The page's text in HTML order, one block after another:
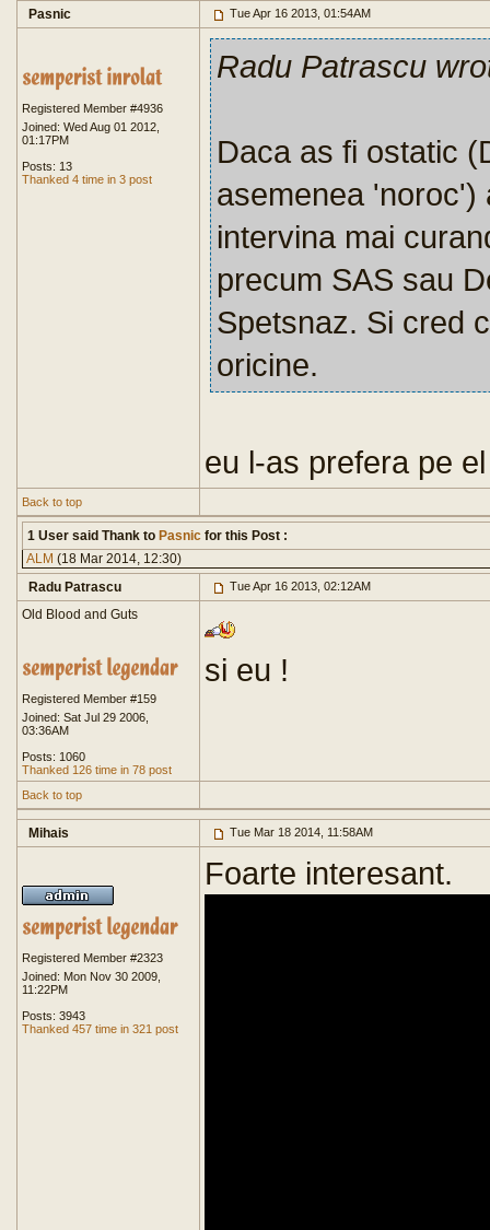
Pasnic Tue Apr 16 2013, 01:54AM
Registered Member #4936
Joined: Wed Aug 01 2012,
01:17PM
Posts: 13
Thanked 4 time in 3 post
Radu Patrascu
Daca as fi ostatic
asemenea 'noroc')
intervina mai
precum SAS sau
Spetsnaz. Si cred
oricine.
eu l-as prefera pe
Back to top
1 User said Thank to Pasnic for this Post :
ALM (18 Mar 2014, 12:30)
Radu Patrascu
Tue Apr 16 2013, 02:12AM
Old Blood and Guts
Registered Member #159
Joined: Sat Jul 29 2006,
03:36AM
Posts: 1060
Thanked 126 time in 78 post
si eu !
Back to top
Mihais Tue Mar 18 2014, 11:58AM
Registered Member #2323
Joined: Mon Nov 30 2009,
11:22PM
Posts: 3943
Thanked 457 time in 321 post
Foarte interesant.